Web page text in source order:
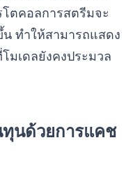
ตคอลการสตรีมจะ
น ทำให้สามารถแสดง
มเดลยังคงประมวล
นด้วยการแคช